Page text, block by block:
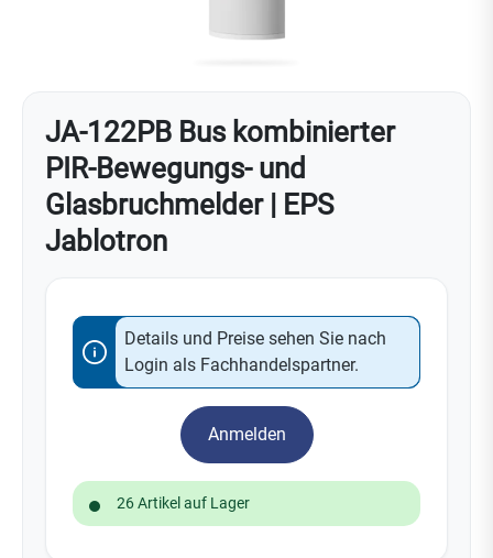
JA-122PB Bus kombinierter
PIR-Bewegungs- und
Glasbruchmelder | EPS
Jablotron
Details und Preise sehen Sie nach
Login als Fachhandelspartner.
Anmelden
26 Artikel auf Lager